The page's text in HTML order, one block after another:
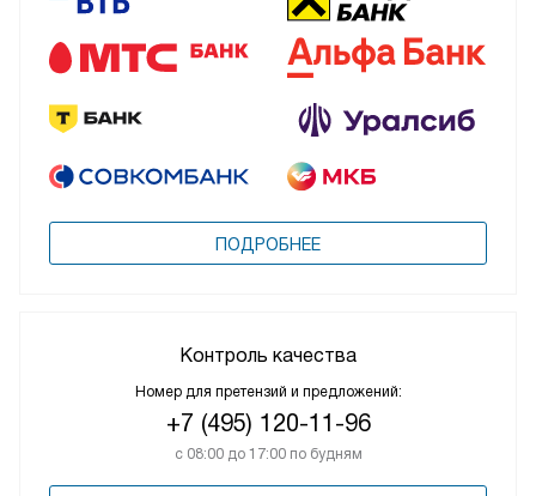
ПОДРОБНЕЕ
Контроль качества
Номер для претензий и предложений:
+7 (495) 120-11-96
с 08:00 до 17:00 по будням